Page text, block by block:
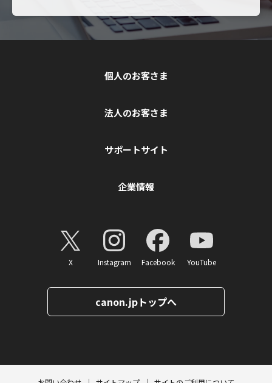
個人のお客さま
法人のお客さま
サポートサイト
企業情報
X Instagram Facebook YouTube
canon.jpトップへ